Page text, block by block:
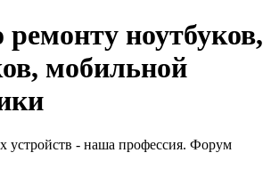
ноутбуков,
мобильной
устройств - наша профессия. Форум